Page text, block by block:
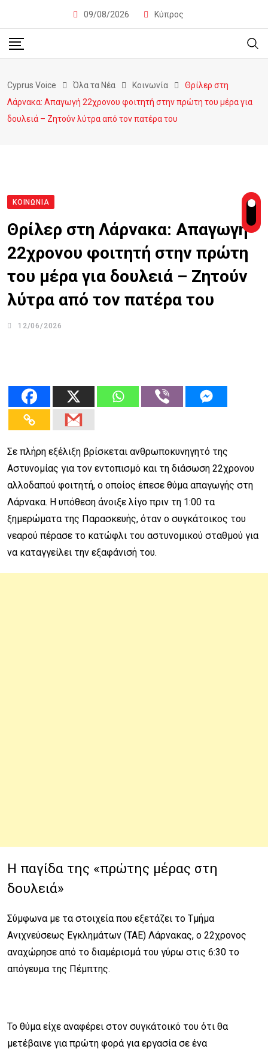
09/08/2026 Κύπρος
Cyprus Voice Όλα τα Νέα Κοινωνία
Θρίλερ στη
Λάρνακα: Απαγωγή 22χρονου φοιτητή στην πρώτη του μέρα για
δουλειά – Ζητούν λύτρα από τον πατέρα του
ΚΟΙΝΩΝΊΑ
Θρίλερ στη Λάρνακα: Απαγωγή
22χρονου φοιτητή στην πρώτη
του μέρα για δουλειά – Ζητούν
λύτρα από τον πατέρα του
12/06/2026
Σε πλήρη εξέλιξη βρίσκεται ανθρωποκυνηγητό της
Αστυνομίας για τον εντοπισμό και τη διάσωση 22χρονου
αλλοδαπού φοιτητή, ο οποίος έπεσε θύμα απαγωγής στη
Λάρνακα. Η υπόθεση άνοιξε λίγο πριν τη 1:00 τα
ξημερώματα της Παρασκευής, όταν ο συγκάτοικος του
νεαρού πέρασε το κατώφλι του αστυνομικού σταθμού για
να καταγγείλει την εξαφάνισή του.
Η παγίδα της «πρώτης μέρας στη
δουλειά»
Σύμφωνα με τα στοιχεία που εξετάζει το Τμήμα
Ανιχνεύσεως Εγκλημάτων (ΤΑΕ) Λάρνακας, ο 22χρονος
αναχώρησε από το διαμέρισμά του γύρω στις 6:30 το
απόγευμα της Πέμπτης.
Το θύμα είχε αναφέρει στον συγκάτοικό του ότι θα
μετέβαινε για πρώτη φορά για εργασία σε ένα